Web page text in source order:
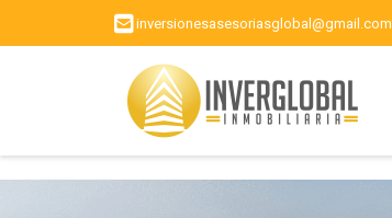
inversionesasesoriasglobal@gmail.com